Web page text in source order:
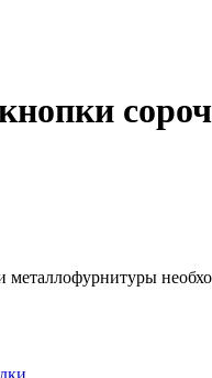
металлофурнитуры